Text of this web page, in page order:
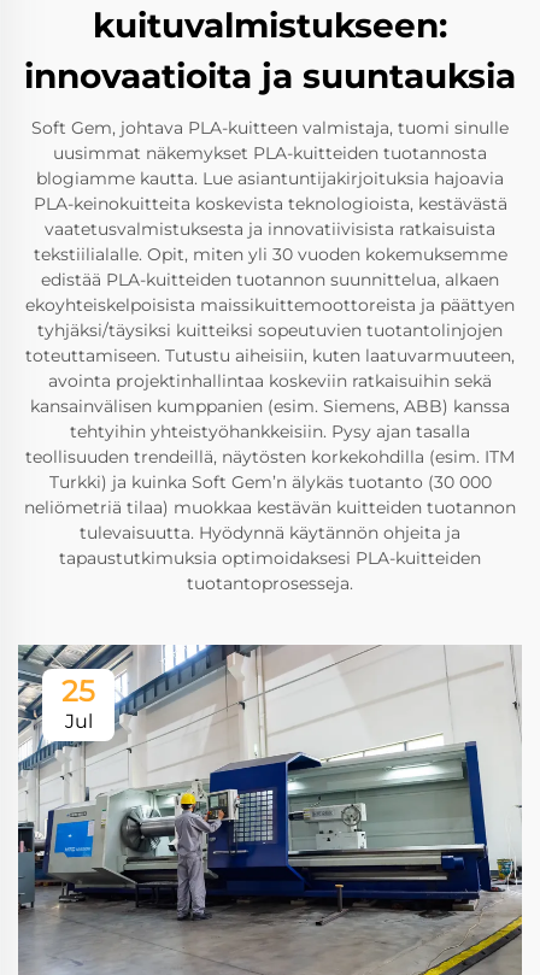
kuituvalmistukseen:
innovaatioita ja suuntauksia
Soft Gem, johtava PLA-kuitteen valmistaja, tuomi sinulle
uusimmat näkemykset PLA-kuitteiden tuotannosta
blogiamme kautta. Lue asiantuntijakirjoituksia hajoavia
PLA-keinokuitteita koskevista teknologioista, kestävästä
vaatetusvalmistuksesta ja innovatiivisista ratkaisuista
tekstiilialalle. Opit, miten yli 30 vuoden kokemuksemme
edistää PLA-kuitteiden tuotannon suunnittelua, alkaen
ekoyhteiskelpoisista maissikuittemoottoreista ja päättyen
tyhjäksi/täysiksi kuitteiksi sopeutuvien tuotantolinjojen
toteuttamiseen. Tutustu aiheisiin, kuten laatuvarmuuteen,
avointa projektinhallintaa koskeviin ratkaisuihin sekä
kansainvälisen kumppanien (esim. Siemens, ABB) kanssa
tehtyihin yhteistyöhankkeisiin. Pysy ajan tasalla
teollisuuden trendeillä, näytösten korkekohdilla (esim. ITM
Turkki) ja kuinka Soft Gem’n älykäs tuotanto (30 000
neliömetriä tilaa) muokkaa kestävän kuitteiden tuotannon
tulevaisuutta. Hyödynnä käytännön ohjeita ja
tapaustutkimuksia optimoidaksesi PLA-kuitteiden
tuotantoprosesseja.
25
Jul